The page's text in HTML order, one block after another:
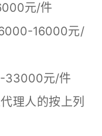
元/件
16000元/
元/件
理人的按上列